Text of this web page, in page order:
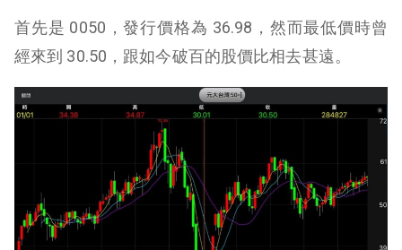
首先是 0050，發行價格為 36.98，然而最低價時曾
經來到 30.50，跟如今破百的股價比相去甚遠。